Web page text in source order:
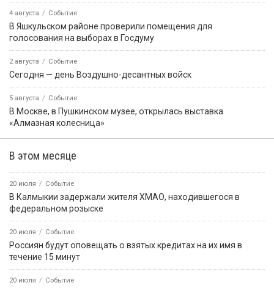
4 августа Событие
В Яшкульском районе проверили помещения для
голосования на выборах в Госдуму
2 августа Событие
Сегодня — день Воздушно-десантных войск
5 августа Событие
В Москве, в Пушкинском музее, открылась выставка
«Алмазная колесница»
В этом месяце
20 июля Событие
В Калмыкии задержали жителя ХМАО, находившегося в
федеральном розыске
20 июля Событие
Россиян будут оповещать о взятых кредитах на их имя в
течение 15 минут
20 июля Событие